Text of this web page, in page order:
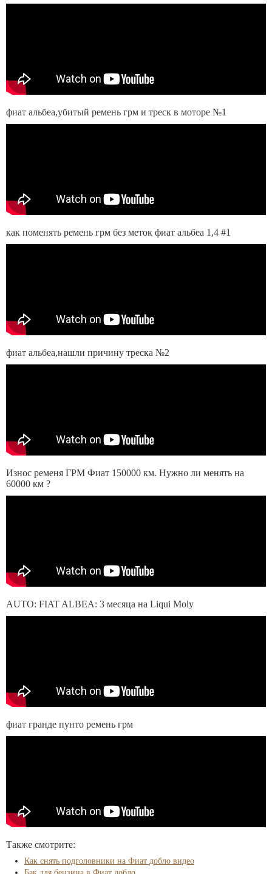
фиат альбеа,убитый ремень грм и треск в моторе №1
как поменять ремень грм без меток фиат альбеа 1,4 #1
фиат альбеа,нашли причину треска №2
Износ ременя ГРМ Фиат 150000 км. Нужно ли менять на
60000 км ?
AUTO: FIAT ALBEA: 3 месяца на Liqui Moly
фиат гранде пунто ремень грм
Также смотрите:
Как снять подголовники на Фиат добло видео